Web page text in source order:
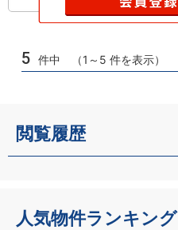
5 件中 （1～5 件を表示）
閲覧履歴
人気物件ランキング